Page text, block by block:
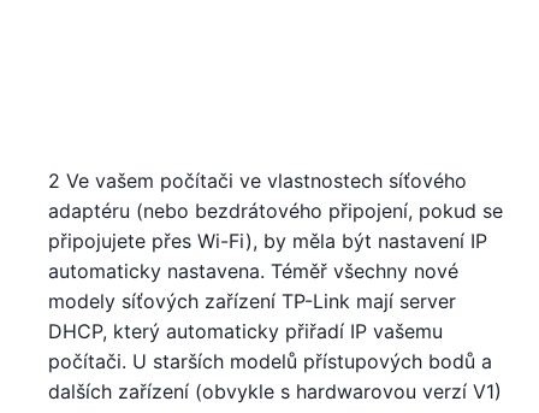
2 Ve vašem počítači ve vlastnostech síťového
adaptéru (nebo bezdrátového připojení, pokud se
připojujete přes Wi-Fi), by měla být nastavení IP
automaticky nastavena. Téměř všechny nové
modely síťových zařízení TP-Link mají server
DHCP, který automaticky přiřadí IP vašemu
počítači. U starších modelů přístupových bodů a
dalších zařízení (obvykle s hardwarovou verzí V1)